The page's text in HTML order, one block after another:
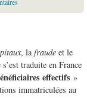
, lafraude et le
traduite en France
effectifs »
immatriculées au